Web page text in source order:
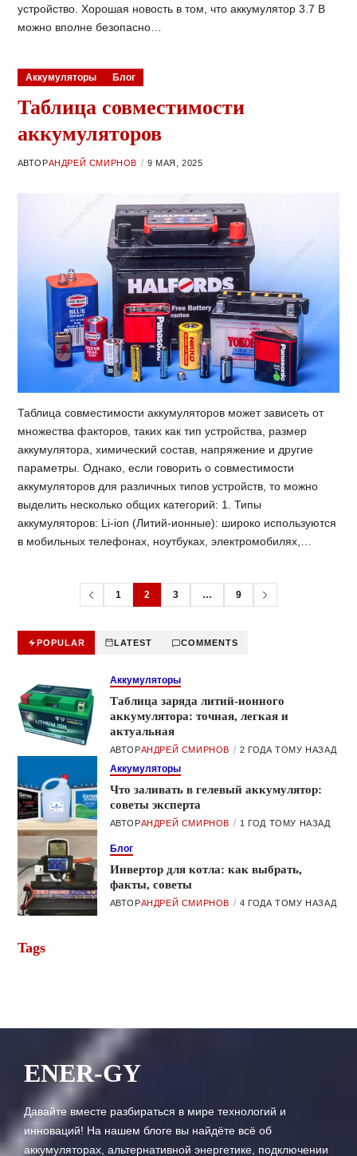
устройство. Хорошая новость в том, что аккумулятор 3.7 В
можно вполне безопасно…
Аккумуляторы Блог
Таблица совместимости
аккумуляторов
АВТОРАНДРЕЙ СМИРНОВ 9 МАЯ, 2025
Таблица совместимости аккумуляторов может зависеть от
множества факторов, таких как тип устройства, размер
аккумулятора, химический состав, напряжение и другие
параметры. Однако, если говорить о совместимости
аккумуляторов для различных типов устройств, то можно
выделить несколько общих категорий: 1. Типы
аккумуляторов: Li-ion (Литий-ионные): широко используются
в мобильных телефонах, ноутбуках, электромобилях,…
1 2 3 … 9
POPULAR LATEST COMMENTS
Аккумуляторы
Таблица заряда литий-ионного
аккумулятора: точная, легкая и
актуальная
АВТОРАНДРЕЙ СМИРНОВ 2 ГОДА ТОМУ НАЗАД
Аккумуляторы
Что заливать в гелевый аккумулятор:
советы эксперта
АВТОРАНДРЕЙ СМИРНОВ 1 ГОД ТОМУ НАЗАД
Блог
Инвертор для котла: как выбрать,
факты, советы
АВТОРАНДРЕЙ СМИРНОВ 4 ГОДА ТОМУ НАЗАД
Tags
ENER-GY
Давайте вместе разбираться в мире технологий и
инноваций! На нашем блоге вы найдёте всё об
аккумуляторах, альтернативной энергетике, подключении